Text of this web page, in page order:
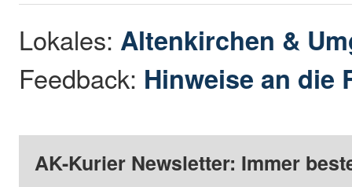
Lokales: Altenkirchen &
Feedback: Hinweise an die
AK-Kurier Newsletter: Immer